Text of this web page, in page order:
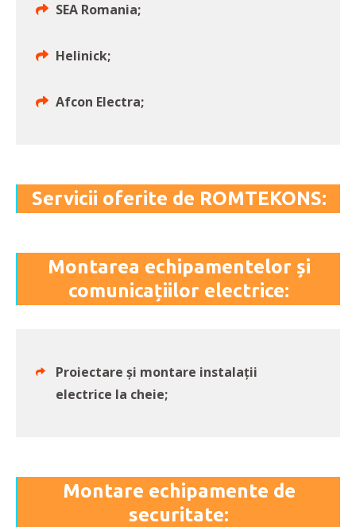
SEA Romania;
Helinick;
Afcon Electra;
Servicii oferite de ROMTEKONS:
Montarea echipamentelor și
comunicațiilor electrice:
Proiectare și montare instalații
electrice la cheie;
Montare echipamente de
securitate: